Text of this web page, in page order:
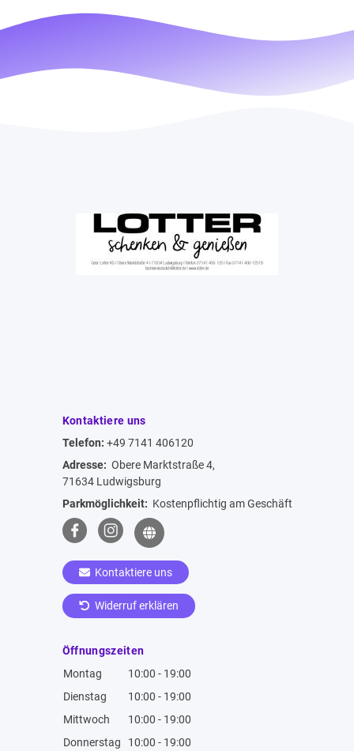
Kontaktiere uns
Telefon: +49 7141 406120
Adresse: Obere Marktstraße 4,
71634 Ludwigsburg
Parkmöglichkeit: Kostenpflichtig am Geschäft
Kontaktiere uns
Widerruf erklären
Öffnungszeiten
Montag
10:00 - 19:00
Dienstag
10:00 - 19:00
Mittwoch
10:00 - 19:00
Donnerstag
10:00 - 19:00